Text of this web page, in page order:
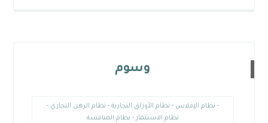
وسوم
- نظام الإفلاس - نظام الأوراق التجارية - نظام الرهن التجاري -
نظام الاستثمار - نظام المنافسة